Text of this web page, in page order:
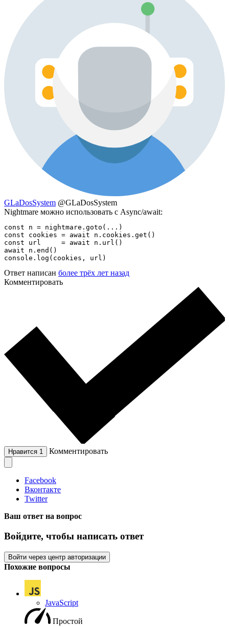
GLaDosSystem @GLaDosSystem
Nightmare можно использовать с Async/await:
const n = nightmare.goto(...)
const cookies = await n.cookies.get()
const url     = await n.url()
await n.end()
console.log(cookies, url)
Ответ написан более трёх лет назад
Комментировать
Нравится 1 Комментировать
Facebook
Вконтакте
Twitter
Ваш ответ на вопрос
Войдите, чтобы написать ответ
Войти через центр авторизации
Похожие вопросы
JavaScript
Простой